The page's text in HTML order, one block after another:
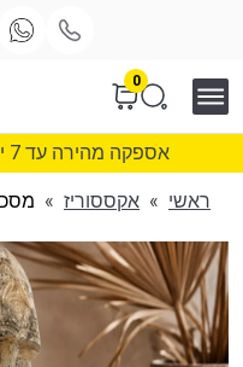
0
אספקה מהירה עד 7 ימי עסקים. ואולי הרבה לפני...
ראשי » אקססוריז »